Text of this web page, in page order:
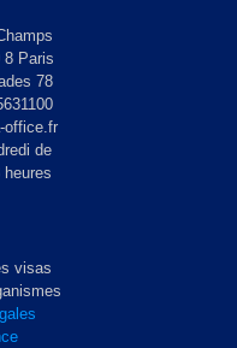
8 Paris
78
office.fr
de
visas